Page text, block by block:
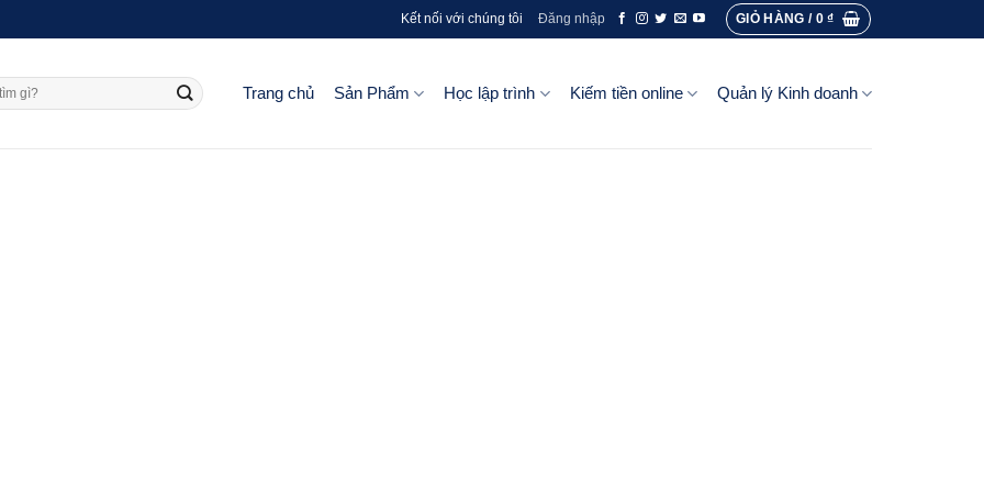
Kết nối với chúng tôi Đăng nhập GIỎ HÀNG / 0₫
Trang chủ Sản Phẩm Học lập trình Kiếm tiền online Quản lý Kinh doanh